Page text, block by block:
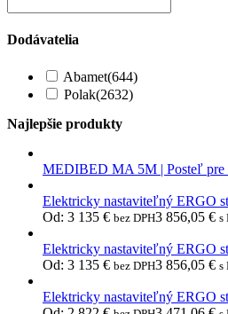
Dodávatelia
Abamet(644)
Polak(2632)
Najlepšie produkty
MEDIBED MA 5M | Posteľ pre
Elektricky nastaviteľný ERGO
Od: 3 135 € bez DPH3 856,05 € s
Elektricky nastaviteľný ERGO
Od: 3 135 € bez DPH3 856,05 € s
Elektricky nastaviteľný ERGO